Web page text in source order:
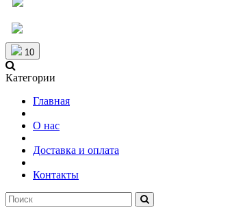
10
Категории
Главная
О нас
Доставка и оплата
Контакты